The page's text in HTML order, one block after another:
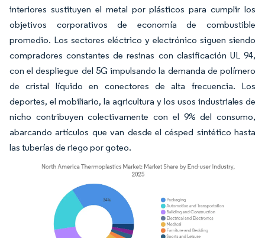
interiores sustituyen el metal por plásticos para cumplir los
objetivos corporativos de economía de combustible
promedio. Los sectores eléctrico y electrónico siguen siendo
compradores constantes de resinas con clasificación UL 94,
con el despliegue del 5G impulsando la demanda de polímero
de cristal líquido en conectores de alta frecuencia. Los
deportes, el mobiliario, la agricultura y los usos industriales de
nicho contribuyen colectivamente con el 9% del consumo,
abarcando artículos que van desde el césped sintético hasta
las tuberías de riego por goteo.